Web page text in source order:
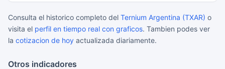
Consulta el historico completo del Ternium Argentina (TXAR) o
visita el perfil en tiempo real con graficos. Tambien podes ver
la cotizacion de hoy actualizada diariamente.
Otros indicadores